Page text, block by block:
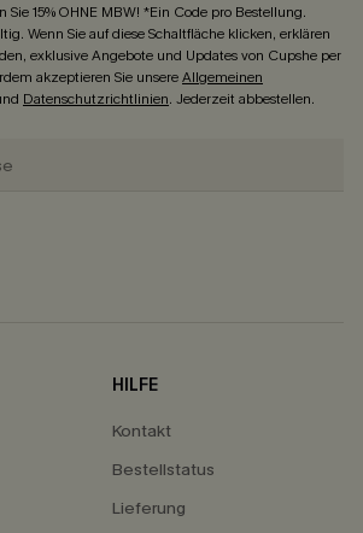
15% OHNE MBW! *Ein Code pro Bestellung.
Wenn Sie auf diese Schaltfläche klicken, erklären
exklusive Angebote und Updates von Cupshe per
akzeptieren Sie unsereAllgemeinen
Datenschutzrichtlinien. Jederzeit abbestellen.
HILFE
Kontakt
Bestellstatus
Lieferung